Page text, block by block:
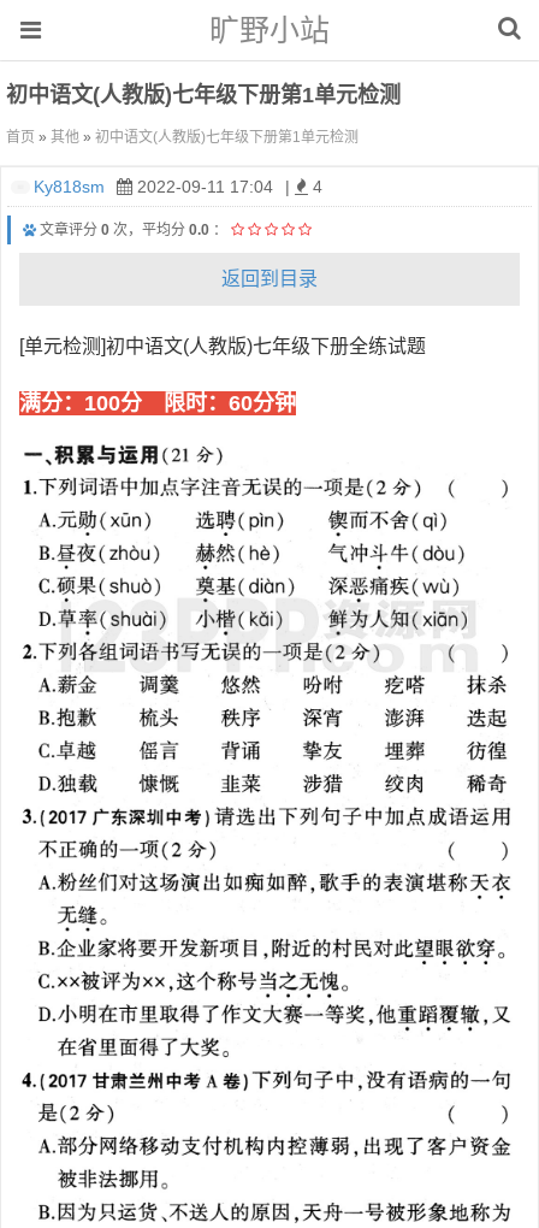
旷野小站
初中语文(人教版)七年级下册第1单元检测
首页 » 其他 » 初中语文(人教版)七年级下册第1单元检测
Ky818sm 2022-09-11 17:04 | 4
文章评分 0 次，平均分 0.0 ：
返回到目录
[单元检测]初中语文(人教版)七年级下册全练试题
满分：100分 限时：60分钟